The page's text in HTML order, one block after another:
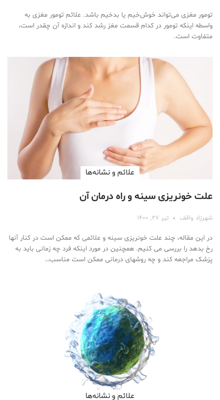
تومور مغزی می‌تواند خوش‌خیم یا بدخیم باشد. علائم تومور مغزی به
واسطه اینکه تومور در کدام قسمت مغز رشد کند و اندازه آن چقدر است،
متفاوت است.
علائم و نشانه‌ها
علت خونریزی سینه و راه درمان آن
شهرزاد واقف تیر ۲۷, ۱۴۰۰
در این مقاله، چند علت خونریزی سینه و علائمی که ممکن است در کنار آنها
رخ بدهد را بررسی می کنیم. همچنین در مورد اینکه فرد چه زمانی باید به
پزشک مراجعه کند و چه روشهای درمانی ممکن است مناسب…
علائم و نشانه‌ها